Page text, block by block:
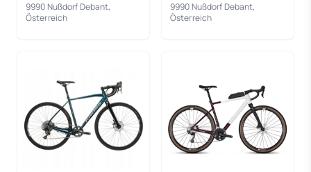
9990 Nußdorf Debant,
Österreich
9990 Nußdorf Debant,
Österreich